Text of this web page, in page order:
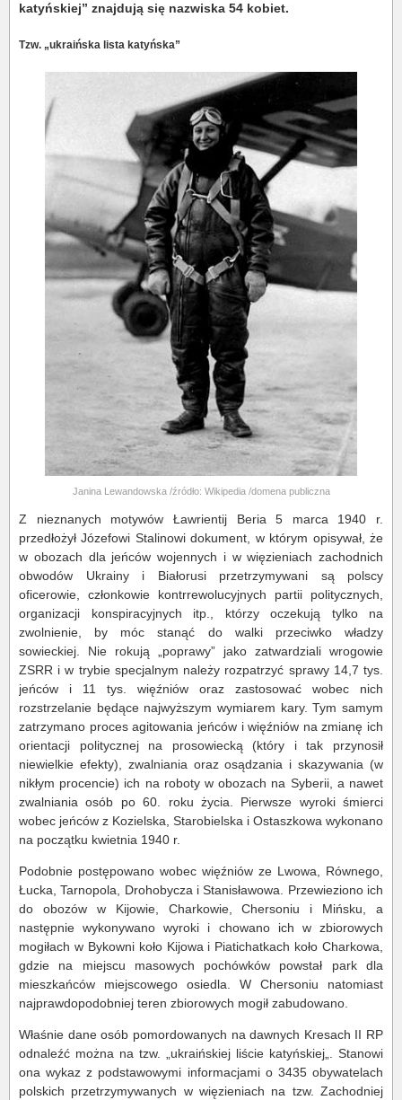
katyńskiej” znajdują się nazwiska 54 kobiet.
Tzw. „ukraińska lista katyńska”
Janina Lewandowska /źródło: Wikipedia /domena publiczna
Z nieznanych motywów Ławrientij Beria 5 marca 1940 r.
przedłożył Józefowi Stalinowi dokument, w którym opisywał, że
w obozach dla jeńców wojennych i w więzieniach zachodnich
obwodów Ukrainy i Białorusi przetrzymywani są polscy
oficerowie, członkowie kontrrewolucyjnych partii politycznych,
organizacji konspiracyjnych itp., którzy oczekują tylko na
zwolnienie, by móc stanąć do walki przeciwko władzy
sowieckiej. Nie rokują „poprawy” jako zatwardziali wrogowie
ZSRR i w trybie specjalnym należy rozpatrzyć sprawy 14,7 tys.
jeńców i 11 tys. więźniów oraz zastosować wobec nich
rozstrzelanie będące najwyższym wymiarem kary. Tym samym
zatrzymano proces agitowania jeńców i więźniów na zmianę ich
orientacji politycznej na prosowiecką (który i tak przynosił
niewielkie efekty), zwalniania oraz osądzania i skazywania (w
nikłym procencie) ich na roboty w obozach na Syberii, a nawet
zwalniania osób po 60. roku życia. Pierwsze wyroki śmierci
wobec jeńców z Kozielska, Starobielska i Ostaszkowa wykonano
na początku kwietnia 1940 r.
Podobnie postępowano wobec więźniów ze Lwowa, Równego,
Łucka, Tarnopola, Drohobycza i Stanisławowa. Przewieziono ich
do obozów w Kijowie, Charkowie, Chersoniu i Mińsku, a
następnie wykonywano wyroki i chowano ich w zbiorowych
mogiłach w Bykowni koło Kijowa i Piatichatkach koło Charkowa,
gdzie na miejscu masowych pochówków powstał park dla
mieszkańców miejscowego osiedla. W Chersoniu natomiast
najprawdopodobniej teren zbiorowych mogił zabudowano.
Właśnie dane osób pomordowanych na dawnych Kresach II RP
odnaleźć można na tzw. „ukraińskiej liście katyńskiej„. Stanowi
ona wykaz z podstawowymi informacjami o 3435 obywatelach
polskich przetrzymywanych w więzieniach na tzw. Zachodniej